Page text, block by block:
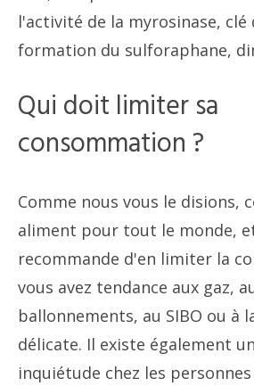
l'activité de la myrosinase, clé
formation du sulforaphane,
Qui doit limiter sa
consommation ?
Comme nous vous le disions,
aliment pour tout le monde,
recommande d'en limiter la
vous avez tendance aux gaz,
ballonnements, au SIBO ou à
délicate. Il existe également
inquiétude chez les